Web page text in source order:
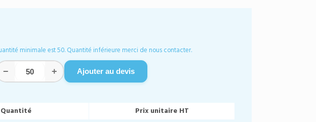
minimale est 50. Quantité inférieure merci de nous contacter.
− + Ajouter au devis
Quantité
Prix unitaire HT